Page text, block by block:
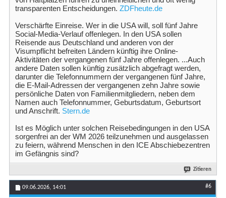
transparenten Entscheidungen. ZDFheute.de
Verschärfte Einreise. Wer in die USA will, soll fünf Jahre
Social-Media-Verlauf offenlegen. In den USA sollen
Reisende aus Deutschland und anderen von der
Visumpflicht befreiten Ländern künftig ihre Online-
Aktivitäten der vergangenen fünf Jahre offenlegen. ...Auch
andere Daten sollen künftig zusätzlich abgefragt werden,
darunter die Telefonnummern der vergangenen fünf Jahre,
die E-Mail-Adressen der vergangenen zehn Jahre sowie
persönliche Daten von Familienmitgliedern, neben dem
Namen auch Telefonnummer, Geburtsdatum, Geburtsort
und Anschrift. Stern.de
Ist es Möglich unter solchen Reisebedingungen in den USA
sorgenfrei an der WM 2026 teilzunehmen und ausgelassen
zu feiern, während Menschen in den ICE Abschiebezentren
im Gefängnis sind?
Zitieren
09.06.2026, 14:01 #6